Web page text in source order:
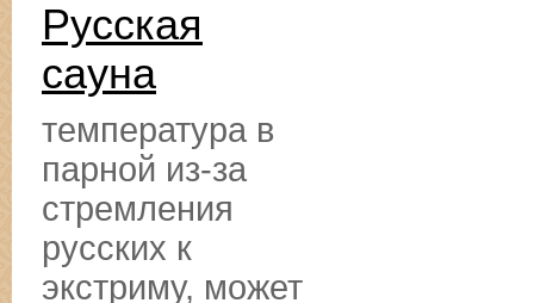
Русская
сауна
температура в
парной из-за
стремления
русских к
экстриму, может